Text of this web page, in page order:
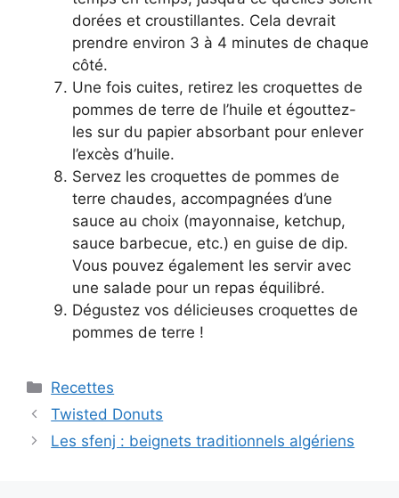
dorées et croustillantes. Cela devrait
prendre environ 3 à 4 minutes de chaque
côté.
Une fois cuites, retirez les croquettes de
pommes de terre de l’huile et égouttez-
les sur du papier absorbant pour enlever
l’excès d’huile.
Servez les croquettes de pommes de
terre chaudes, accompagnées d’une
sauce au choix (mayonnaise, ketchup,
sauce barbecue, etc.) en guise de dip.
Vous pouvez également les servir avec
une salade pour un repas équilibré.
Dégustez vos délicieuses croquettes de
pommes de terre !
Categories
Recettes
Twisted Donuts
Les sfenj : beignets traditionnels algériens